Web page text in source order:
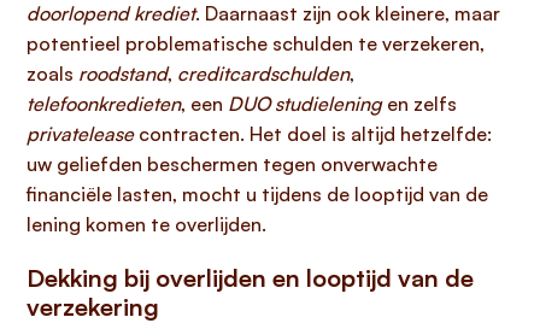
doorlopend krediet. Daarnaast zijn ook kleinere, maar
potentieel problematische schulden te verzekeren,
zoals roodstand, creditcardschulden,
telefoonkredieten, een DUO studieleningen zelfs
privateleasecontracten. Het doel is altijd hetzelfde:
uw geliefden beschermen tegen onverwachte
financiële lasten, mocht u tijdens de looptijd van de
lening komen te overlijden.
Dekking bij overlijden en looptijd van de
verzekering